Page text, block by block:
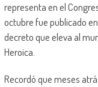
representa en el
octubre fue publicado
decreto que eleva al
Heroica.
Recordó que meses